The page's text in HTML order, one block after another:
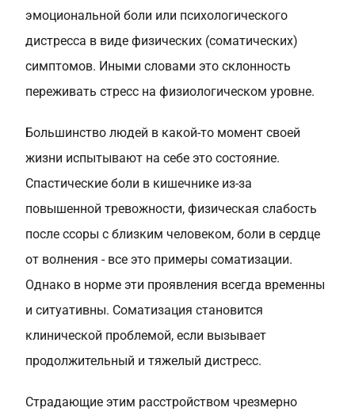
эмоциональной боли или психологического
дистресса в виде физических (соматических)
симптомов. Иными словами это склонность
переживать стресс на физиологическом уровне.
Большинство людей в какой-то момент своей
жизни испытывают на себе это состояние.
Спастические боли в кишечнике из-за
повышенной тревожности, физическая слабость
после ссоры с близким человеком, боли в сердце
от волнения - все это примеры соматизации.
Однако в норме эти проявления всегда временны
и ситуативны. Соматизация становится
клинической проблемой, если вызывает
продолжительный и тяжелый дистресс.
Страдающие этим расстройством чрезмерно